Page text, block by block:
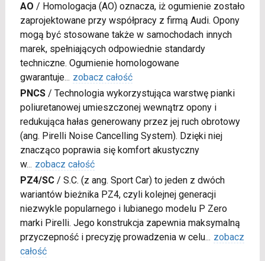
AO / Homologacja (AO) oznacza, iż ogumienie zostało
zaprojektowane przy współpracy z firmą Audi. Opony
mogą być stosowane także w samochodach innych
marek, spełniających odpowiednie standardy
techniczne. Ogumienie homologowane
gwarantuje... zobacz całość
PNCS/ Technologia wykorzystująca warstwę pianki
poliuretanowej umieszczonej wewnątrz opony i
redukująca hałas generowany przez jej ruch obrotowy
(ang. Pirelli Noise Cancelling System). Dzięki niej
znacząco poprawia się komfort akustyczny
w... zobacz całość
PZ4/SC/ S.C. (z ang. Sport Car) to jeden z dwóch
wariantów bieżnika PZ4, czyli kolejnej generacji
niezwykle popularnego i lubianego modelu P Zero
marki Pirelli. Jego konstrukcja zapewnia maksymalną
przyczepność i precyzję prowadzenia w celu... zobacz
całość